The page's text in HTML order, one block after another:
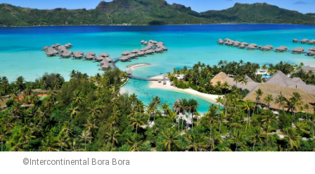
Après 5 ans à la SARA aux Antilles, Olivier
Cotta prend la direction générale de la Société
Réunionnaise des Produits Pétroliers
le 05/08/2026
©Intercontinental Bora Bora